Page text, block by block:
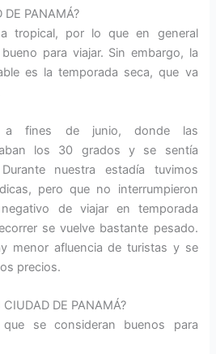
DE PANAMÁ?
tropical, por lo que en general
para viajar. Sin embargo, la
es la temporada seca, que va
a fines de junio, donde las
los 30 grados y se sentía
nuestra estadía tuvimos
pero que no interrumpieron
de viajar en temporada
se vuelve bastante pesado.
menor afluencia de turistas y se
precios.
CIUDAD DE PANAMÁ?
se consideran buenos para